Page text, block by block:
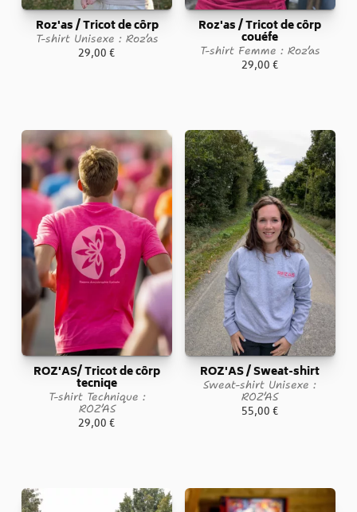
Roz'as / Tricot de côrp
T-shirt Unisexe : Roz’as
29,00€
Roz'as / Tricot de côrp
couéfe
T-shirt Femme : Roz’as
29,00€
ROZ'AS/ Tricot de côrp
tecniqe
T-shirt Technique :
ROZ’AS
29,00€
ROZ'AS / Sweat-shirt
Sweat-shirt Unisexe :
ROZ’AS
55,00€